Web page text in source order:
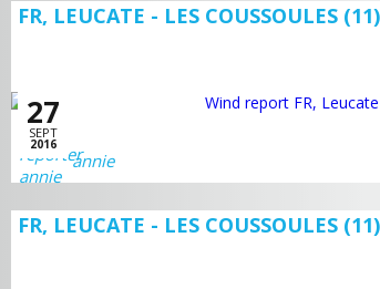
FR, LEUCATE - LES COUSSOULES (11)
27
SEPT
2016
annie
FR, LEUCATE - LES COUSSOULES (11)